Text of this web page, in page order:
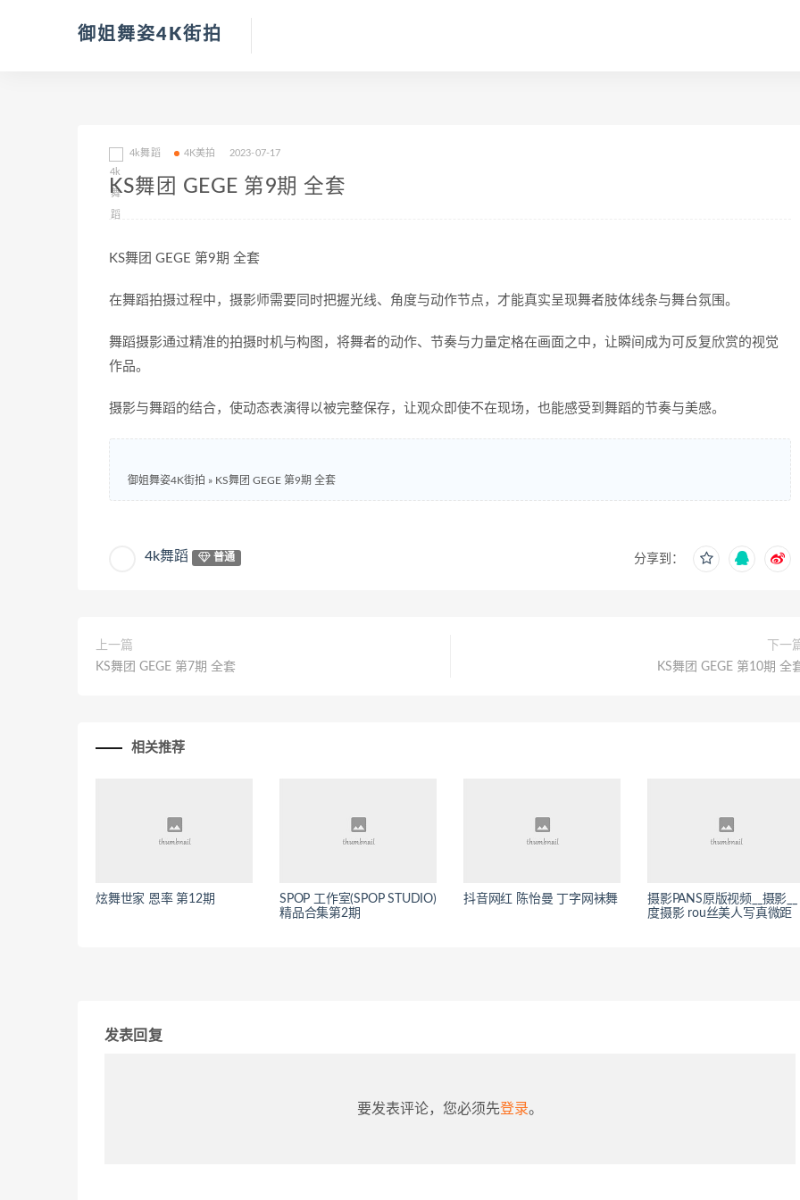
御姐舞姿4K街拍
4k舞蹈 4K美拍 2023-07-17
KS舞团 GEGE 第9期 全套
KS舞团 GEGE 第9期 全套
在舞蹈拍摄过程中，摄影师需要同时把握光线、角度与动作节点，才能真实呈现舞者肢体线条与舞台氛围。
舞蹈摄影通过精准的拍摄时机与构图，将舞者的动作、节奏与力量定格在画面之中，让瞬间成为可反复欣赏的视觉
作品。
摄影与舞蹈的结合，使动态表演得以被完整保存，让观众即使不在现场，也能感受到舞蹈的节奏与美感。
御姐舞姿4K街拍 » KS舞团 GEGE 第9期 全套
4k舞蹈 普通 分享到：
上一篇
KS舞团 GEGE 第7期 全套
下一
KS舞团 GEGE 第10期 全
相关推荐
炫舞世家 恩率 第12期
SPOP 工作室(SPOP STUDIO)
精品合集第2期
抖音网红 陈怡曼 丁字网袜舞
摄影PANS原版视频__摄影__
度摄影 rou丝美人写真微距
发表回复
要发表评论，您必须先登录。